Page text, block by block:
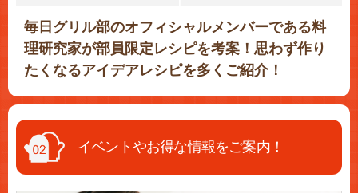
毎日グリル部のオフィシャルメンバーである料
理研究家が部員限定レシピを考案！思わず作り
たくなるアイデアレシピを多くご紹介！
イベントやお得な情報をご案内！